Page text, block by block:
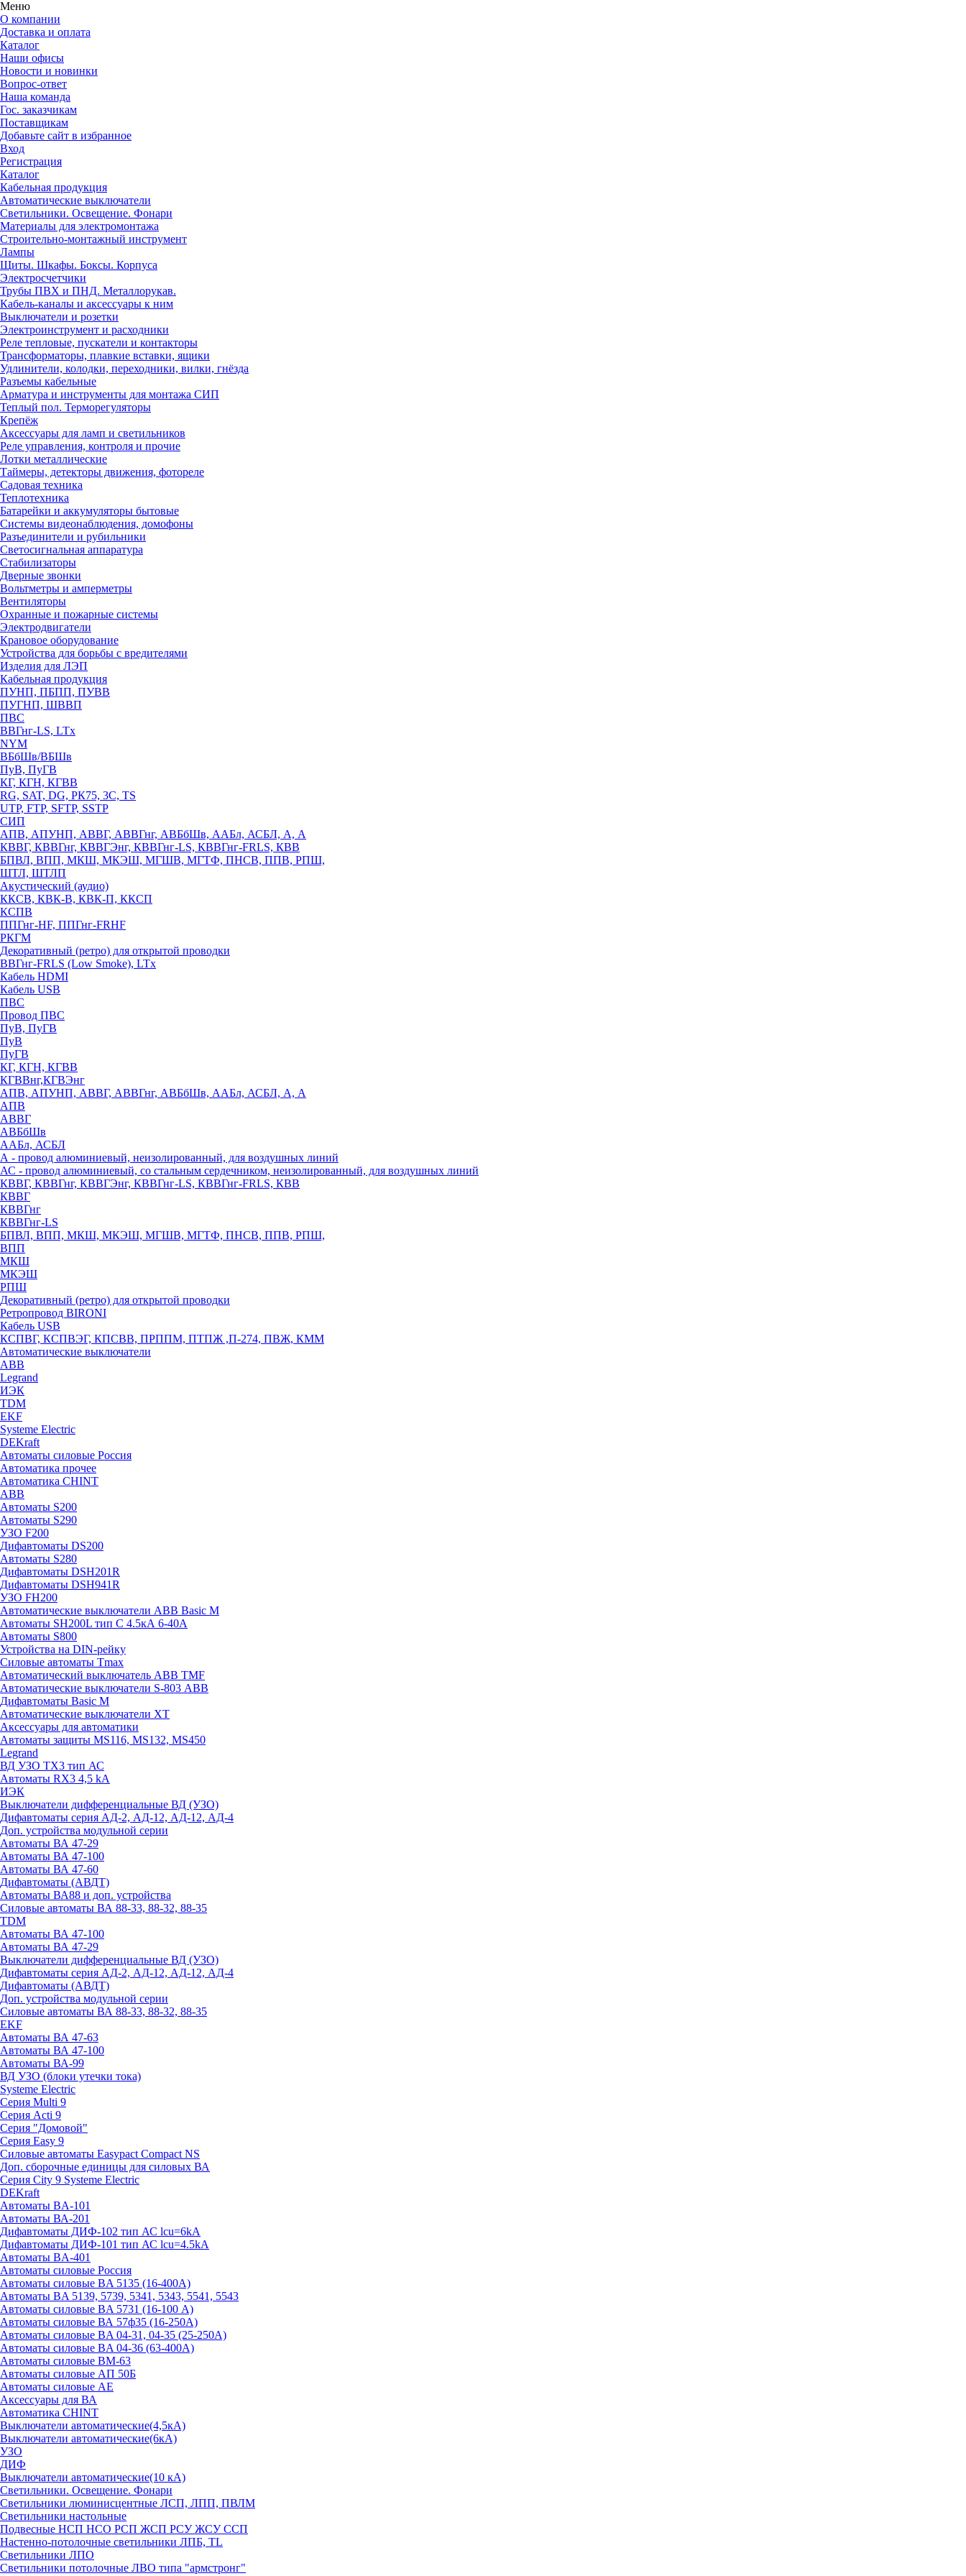
Меню
О компании
Доставка и оплата
Каталог
Наши офисы
Новости и новинки
Вопрос-ответ
Наша команда
Гос. заказчикам
Поставщикам
Добавьте сайт в избранное
Вход
Регистрация
Каталог
Кабельная продукция
Автоматические выключатели
Светильники. Освещение. Фонари
Материалы для электромонтажа
Строительно-монтажный инструмент
Лампы
Щиты. Шкафы. Боксы. Корпуса
Электросчетчики
Трубы ПВХ и ПНД. Металлорукав.
Кабель-каналы и аксессуары к ним
Выключатели и розетки
Электроинструмент и расходники
Реле тепловые, пускатели и контакторы
Трансформаторы, плавкие вставки, ящики
Удлинители, колодки, переходники, вилки, гнёзда
Разъемы кабельные
Арматура и инструменты для монтажа СИП
Теплый пол. Терморегуляторы
Крепёж
Аксессуары для ламп и светильников
Реле управления, контроля и прочие
Лотки металлические
Таймеры, детекторы движения, фотореле
Садовая техника
Теплотехника
Батарейки и аккумуляторы бытовые
Системы видеонаблюдения, домофоны
Разъединители и рубильники
Светосигнальная аппаратура
Стабилизаторы
Дверные звонки
Вольтметры и амперметры
Вентиляторы
Охранные и пожарные системы
Электродвигатели
Крановое оборудование
Устройства для борьбы с вредителями
Изделия для ЛЭП
Кабельная продукция
ПУНП, ПБПП, ПУВВ
ПУГНП, ШВВП
ПВС
ВВГнг-LS, LTx
NYM
ВБбШв/ВБШв
ПуВ, ПуГВ
КГ, КГН, КГВВ
RG, SAT, DG, РК75, 3С, TS
UTP, FTP, SFTP, SSTP
СИП
АПВ, АПУНП, АВВГ, АВВГнг, АВБбШв, ААБл, АСБЛ, А, А
КВВГ, КВВГнг, КВВГЭнг, КВВГнг-LS, КВВГнг-FRLS, КВВ
БПВЛ, ВПП, МКШ, МКЭШ, МГШВ, МГТФ, ПНСВ, ППВ, РПШ,
ШТЛ, ШТЛП
Акустический (аудио)
ККСВ, КВК-В, КВК-П, ККСП
КСПВ
ППГнг-HF, ППГнг-FRHF
РКГМ
Декоративный (ретро) для открытой проводки
ВВГнг-FRLS (Low Smoke), LTx
Кабель HDMI
Кабель USB
ПВС
Провод ПВС
ПуВ, ПуГВ
ПуВ
ПуГВ
КГ, КГН, КГВВ
КГВВнг,КГВЭнг
АПВ, АПУНП, АВВГ, АВВГнг, АВБбШв, ААБл, АСБЛ, А, А
АПВ
АВВГ
АВБбШв
ААБл, АСБЛ
А - провод алюминиевый, неизолированный, для воздушных линий
АС - провод алюминиевый, со стальным сердечником, неизолированный, для воздушных линий
КВВГ, КВВГнг, КВВГЭнг, КВВГнг-LS, КВВГнг-FRLS, КВВ
КВВГ
КВВГнг
КВВГнг-LS
БПВЛ, ВПП, МКШ, МКЭШ, МГШВ, МГТФ, ПНСВ, ППВ, РПШ,
ВПП
МКШ
МКЭШ
РПШ
Декоративный (ретро) для открытой проводки
Ретропровод BIRONI
Кабель USB
КСПВГ, КСПВЭГ, КПСВВ, ПРППМ, ПТПЖ ,П-274, ПВЖ, КММ
Автоматические выключатели
ABB
Legrand
ИЭК
TDM
EKF
Systeme Electric
DEKraft
Автоматы силовые Россия
Автоматика прочее
Автоматика CHINT
ABB
Автоматы S200
Автоматы S290
УЗО F200
Дифавтоматы DS200
Автоматы S280
Дифавтоматы DSH201R
Дифавтоматы DSH941R
УЗО FH200
Автоматические выключатели ABB Basic M
Автоматы SH200L тип С 4.5кА 6-40А
Автоматы S800
Устройства на DIN-рейку
Силовые автоматы Tmax
Автоматический выключатель ABB TMF
Автоматические выключатели S-803 АВВ
Дифавтоматы Basic M
Автоматические выключатели XT
Аксессуары для автоматики
Автоматы защиты MS116, MS132, MS450
Legrand
ВД УЗО TX3 тип АС
Автоматы RX3 4,5 kA
ИЭК
Выключатели дифференциальные ВД (УЗО)
Дифавтоматы серия АД-2, АД-12, АД-12, АД-4
Доп. устройства модульной серии
Автоматы ВА 47-29
Автоматы ВА 47-100
Автоматы ВА 47-60
Дифавтоматы (АВДТ)
Автоматы ВА88 и доп. устройства
Силовые автоматы ВА 88-33, 88-32, 88-35
TDM
Автоматы ВА 47-100
Автоматы ВА 47-29
Выключатели дифференциальные ВД (УЗО)
Дифавтоматы серия АД-2, АД-12, АД-12, АД-4
Дифавтоматы (АВДТ)
Доп. устройства модульной серии
Силовые автоматы ВА 88-33, 88-32, 88-35
EKF
Автоматы ВА 47-63
Автоматы ВА 47-100
Автоматы ВА-99
ВД УЗО (блоки утечки тока)
Systeme Electric
Серия Multi 9
Серия Acti 9
Серия "Домовой"
Серия Easy 9
Силовые автоматы Easypact Compact NS
Доп. сборочные единицы для силовых ВА
Серия City 9 Systeme Electric
DEKraft
Автоматы BA-101
Автоматы ВА-201
Дифавтоматы ДИФ-102 тип АС lcu=6kA
Дифавтоматы ДИФ-101 тип АС lcu=4.5kA
Автоматы BA-401
Автоматы силовые Россия
Автоматы силовые BA 5135 (16-400А)
Автоматы BA 5139, 5739, 5341, 5343, 5541, 5543
Автоматы силовые BA 5731 (16-100 А)
Автоматы силовые ВА 57ф35 (16-250А)
Автоматы силовые BA 04-31, 04-35 (25-250А)
Автоматы силовые BA 04-36 (63-400А)
Автоматы силовые ВМ-63
Автоматы силовые АП 50Б
Автоматы силовые АЕ
Аксессуары для ВА
Автоматика CHINT
Выключатели автоматические(4,5кА)
Выключатели автоматические(6кА)
УЗО
ДИФ
Выключатели автоматические(10 кА)
Светильники. Освещение. Фонари
Светильники люминисцентные ЛСП, ЛПП, ПВЛМ
Светильники настольные
Подвесные НСП НСО РСП ЖСП РСУ ЖСУ ССП
Настенно-потолочные светильники ЛПБ, TL
Светильники ЛПО
Светильники потолочные ЛВО типа "армстронг"